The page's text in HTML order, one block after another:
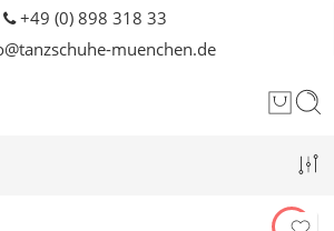
+49 (0) 898 318 33
muenchen.de